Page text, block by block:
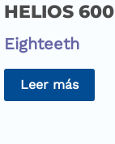
HELIOS 600
Eighteeth
Leer más